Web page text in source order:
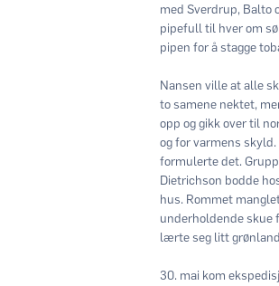
med Sverdrup, Balto
pipefull til hver om
pipen for å stagge
Nansen ville at alle
to samene nektet,
opp og gikk over til
og for varmens
formulerte det.
Dietrichson bodde
hus. Rommet
underholdende skue
lærte seg litt
30. mai kom